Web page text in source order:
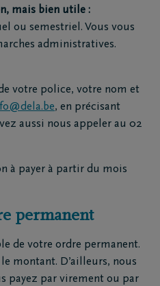
mais bien utile :
ou semestriel. Vous vous
administratives.
votre police, votre nom et
, en précisant
aussi nous appeler au 02
à payer à partir du mois
permanent
de votre ordre permanent.
montant. D’ailleurs, nous
payez par virement ou par